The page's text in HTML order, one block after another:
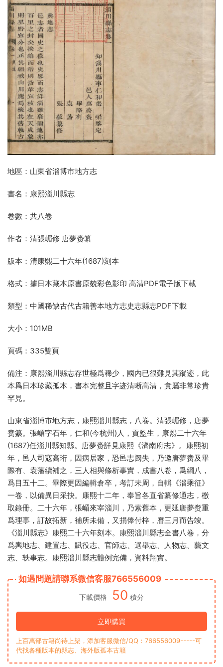
地區：山東省淄博市地方志
書名：康熙淄川縣志
卷數：共八卷
作者：清張嵋修 唐夢赉纂
版本：清康熙二十六年(1687)刻本
格式：據日本藏本原書原貌彩色影印 高清PDF電子版下載
類型：中國稀缺古代古籍善本地方志史志縣志PDF下載
大小：101MB
頁碼：335雙頁
備注：康熙淄川縣志存世極爲稀少，國内已很難見其蹤迹，此
本爲日本珍藏孤本，書本完整且字迹清晰高清，實屬非常珍貴
罕見。
山東省淄博市地方志，康熙淄川縣志，八卷。清張嵋修，唐夢
赉纂。張嵋字石年，仁和(今杭州)人，貢監生，康熙二十六年
(1687)任淄川縣知縣。唐夢赉詳見康熙《濟南府志》。康熙初
年，邑人司寇高珩，因病居家，恐邑志阙失，乃邀唐夢赉及畢
際有、袁藩續補之，三人相與條析事實，成書八卷，爲綱八，
爲目五十二。畢際更因編輯倉卒，考訂未周，自輯《淄乘征》
一卷，以備異日采抉。康熙十二年，奉旨各直省纂修通志，檄
取錄冊。二十六年，張嵋來宰淄川，乃索舊本，更延唐夢赉重
爲理事，訂故拓新，補所未備，又捐俸付梓，曆三月而告竣。
《淄川縣志》康熙二十六年刻本。康熙淄川縣志全書八卷，分
爲輿地志、建置志、賦役志、官師志、選舉志、人物志、藝文
志、轶事志。康熙淄川縣志體例完備，資料翔實。
如遇問題請聯系微信客服766556009
下載價格 50 積分
立即購買
上百萬部古籍尚待上架，添加客服微信/QQ：766556009-----可
代找各種版本的縣志、海外版孤本古籍